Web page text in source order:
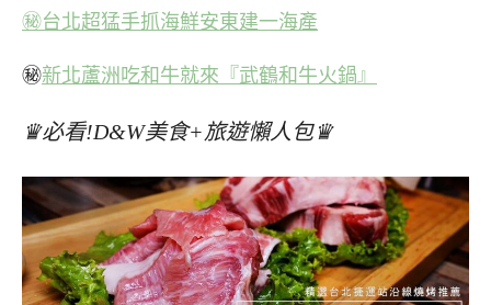
㊙台北超猛手抓海鮮安東建一海產
㊙新北蘆洲吃和牛就來『武鶴和牛火鍋』
♛必看!D&W美食+旅遊懶人包♛